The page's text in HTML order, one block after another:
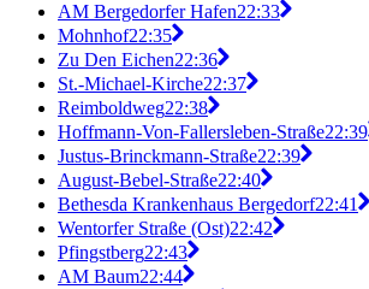
AM Bergedorfer Hafen22:33
Mohnhof22:35
Zu Den Eichen22:36
St.-Michael-Kirche22:37
Reimboldweg22:38
Hoffmann-Von-Fallersleben-Straße22:39
Justus-Brinckmann-Straße22:39
August-Bebel-Straße22:40
Bethesda Krankenhaus Bergedorf22:41
Wentorfer Straße (Ost)22:42
Pfingstberg22:43
AM Baum22:44